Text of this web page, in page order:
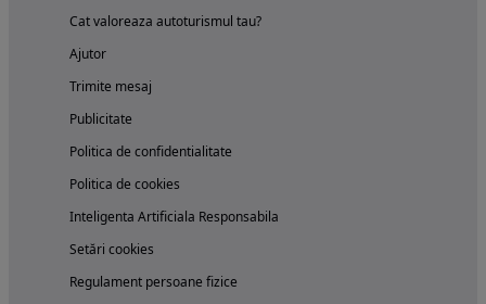
Cat valoreaza autoturismul tau?
Ajutor
Trimite mesaj
Publicitate
Politica de confidentialitate
Politica de cookies
Inteligenta Artificiala Responsabila
Setări cookies
Regulament persoane fizice